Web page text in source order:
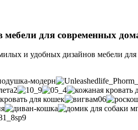
мебели для современных
и удобных дизайнов мебели